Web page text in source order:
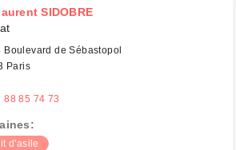
SIDOBRE
Boulevard de Sébastopol
Paris
88 85 74 73
d'asile